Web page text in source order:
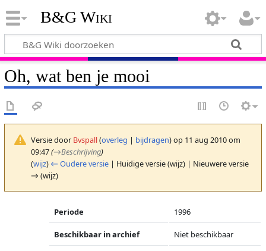
B&G Wiki
Oh, wat ben je mooi
Versie door Bvspall(overleg | bijdragen)op 11 aug 2010 om
09:47(→Beschrijving)
(wijz) ← Oudere versie| Huidige versie (wijz) | Nieuwere versie
→ (wijz)
Periode 1996
Beschikbaar in archief Niet beschikbaar